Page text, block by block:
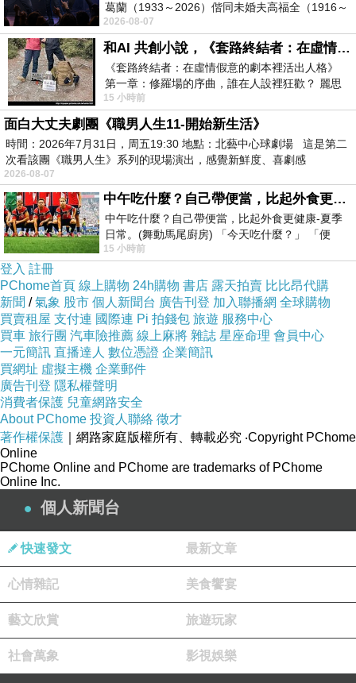
叫徐巧芯管好自己的嘴巴，我覺得要管好自己嘴
巴的是你們！你們才要管好你們自己的嘴巴！因
為你們的嘴巴比徐巧芯嘴巴還臭！
遇到美國對台關稅20%和12%的匯損問題，這是
會衝擊到台灣的各行各業，南部的災情出現更嚴
重的慘況，你們身為一個民意代表，不去監督執
政的民進黨政府，反而去管這種芝麻綠豆小事，
不覺得膚淺嗎？不覺得愚蠢嗎？人別這麼無恥！
如果你們捕風捉影亂造謠，就為了成就你們民進
黨的大罷免，我告訴你們，會有報應的！再說，
老百姓眼睛是雪亮的，不會再被你們騙！
昨上午立院舌戰、下午確診！徐巧芯戴口罩向接
觸者道歉 林楚茵：沒篩出也會先戴
https://share.google/ZTMtyZ5sD4Z6rTPI3
觀點投書：韓國瑜才是網路霸凌的最大受害者 |
評論 - 風傳媒
https://share.google/2iCAcyQ4orImt16A2
腦麻患者挺韓遭霸凌 痛訴民進黨把人情不見
https://share.google/RvON1o5ch8D28Mxsh
周玉蔻控盜用影片、誹謗 顏寬恒獲不起訴 | 社會
| 中央社 CNA
https://share.google/sEHr6A3hpOGMTdykk
顏寬恒遭影射坑殺銀行 向周玉蔻求償一審敗訴 |
社會 | 中央社 CNA
https://share.google/50JuLfxUUCvHiwWGD
抹紅慈濟是「下人」、「中共同路人」 周玉蔻竟
不起訴 - 社會 - 中時
https://www.chinatimes.com/realtimenews/2023
葛蘭（1933～2026）偕同未婚夫高福全（1916～
2004）乘郵輪赴倫敦6月15日於英國倫敦St.S
2026-08-07
和AI 共創小說，《套路終結者：在虛情假意的劇本裡活出人格》
《套路終結者：在虛情假意的劇本裡活出人格》
第一章：修羅場的序曲，誰在人設裡狂歡？ 麗思
卡爾頓酒店的總統套房內，燈光昏
15 小時前
面白大丈夫劇團《職男人生11-開始新生活》
時間：2026年7月31日，周五19:30 地點：北藝中心球劇場 這是第二
次看該團《職男人生》系列的現場演出，感覺新鮮度、喜劇感
2026-08-07
中午吃什麼？自己帶便當，比起外食更健康-夏季日常。(舞動馬尾廚房)
中午吃什麼？自己帶便當，比起外食更健康-夏季
日常。(舞動馬尾廚房) 「今天吃什麼？」 「便
當？麵？還是炒飯？」 每天都在選擇
15 小時前
登入 註冊
PChome首頁 線上購物 24h購物 書店 露天拍賣 比比昂代購
新聞 /氣象 股市 個人新聞台 廣告刊登 加入聯播網 全球購物
買賣租屋 支付連 國際連 Pi 拍錢包 旅遊 服務中心
買車 旅行團 汽車險推薦 線上麻將 雜誌 星座命理 會員中心
一元簡訊 直播達人 數位憑證 企業簡訊
買網址 虛擬主機 企業郵件
廣告刊登 隱私權聲明
消費者保護 兒童網路安全
About PChome 投資人聯絡 徵才
著作權保護 ｜網路家庭版權所有、轉載必究 ‧Copyright PChome
Online
PChome Online and PChome are trademarks of PChome
Online Inc.
個人新聞台
快速發文 最新文章
心情雜記 美食饗宴
藝文欣賞 旅遊玩家
社會萬象 影視娛樂